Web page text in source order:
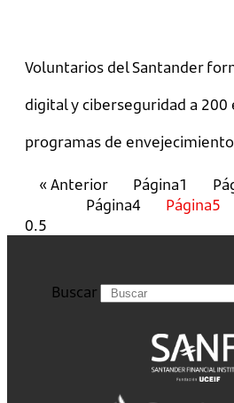
Voluntarios del Santander
digital y ciberseguridad a
programas de envejecimiento
« Anterior Página1
Página4 Página5
Buscar